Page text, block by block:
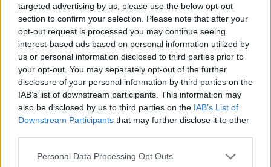
targeted advertising by us, please use the below opt-out
section to confirm your selection. Please note that after your
opt-out request is processed you may continue seeing
interest-based ads based on personal information utilized by
us or personal information disclosed to third parties prior to
your opt-out. You may separately opt-out of the further
disclosure of your personal information by third parties on the
IAB’s list of downstream participants. This information may
also be disclosed by us to third parties on the IAB’s List of
Downstream Participants that may further disclose it to other
Personal Data Processing Opt Outs
Ιστορίες
Η Gladys West και τα μαθηματικά που
κρατούν το GPS στη θέση του
28.01.26
Η Gladys West έθεσε τις βάσεις του σύγχρονου GPS,
μετατρέποντας δορυφορικά δεδομένα, υπομονή και καθαρά
μαθηματικά σε παγκόσμια ακρίβεια.